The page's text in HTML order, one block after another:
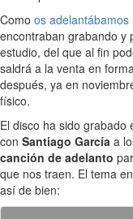
Como os adelantábamos
encontraban grabando y
estudio, del que al fin
saldrá a la venta en
después, ya en
físico.
El disco ha sido grabado
con Santiago García a
canción de adelanto
que nos traen. El tema
así de bien: